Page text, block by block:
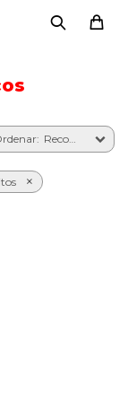
Recomendados